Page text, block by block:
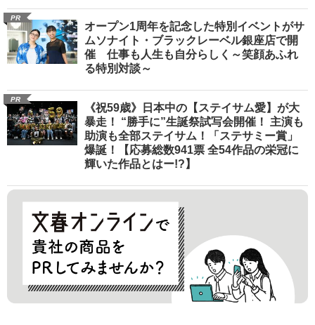
PR
オープン1周年を記念した特別イベントがサ
ムソナイト・ブラックレーベル銀座店で開
催 仕事も人生も自分らしく～笑顔あふれ
る特別対談～
PR
《祝59歳》日本中の【ステイサム愛】が大
暴走！ “勝手に”生誕祭試写会開催！ 主演も
助演も全部ステイサム！「ステサミー賞」
爆誕！【応募総数941票 全54作品の栄冠に
輝いた作品とはー!?】